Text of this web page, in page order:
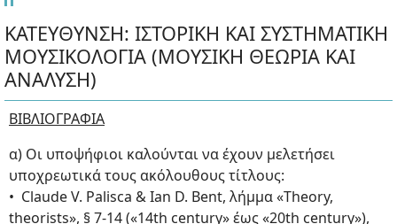
ΚΑΤΕΥΘΥΝΣΗ: ΙΣΤΟΡΙΚΗ ΚΑΙ ΣΥΣΤΗΜΑΤΙΚΗ
ΜΟΥΣΙΚΟΛΟΓΙΑ (ΜΟΥΣΙΚΗ ΘΕΩΡΙΑ ΚΑΙ
ΑΝΑΛΥΣΗ)
ΒΙΒΛΙΟΓΡΑΦΙΑ
α) Οι υποψήφιοι καλούνται να έχουν μελετήσει
υποχρεωτικά τους ακόλουθους τίτλους:
• Claude V. Palisca & Ian D. Bent, λήμμα «Theory,
theorists», § 7-14 («14th century» έως «20th century»),